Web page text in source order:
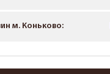
м. Коньково: